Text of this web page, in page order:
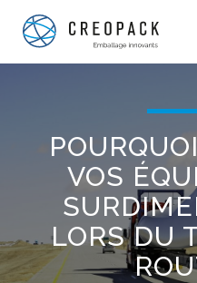
VOS
LORS DU